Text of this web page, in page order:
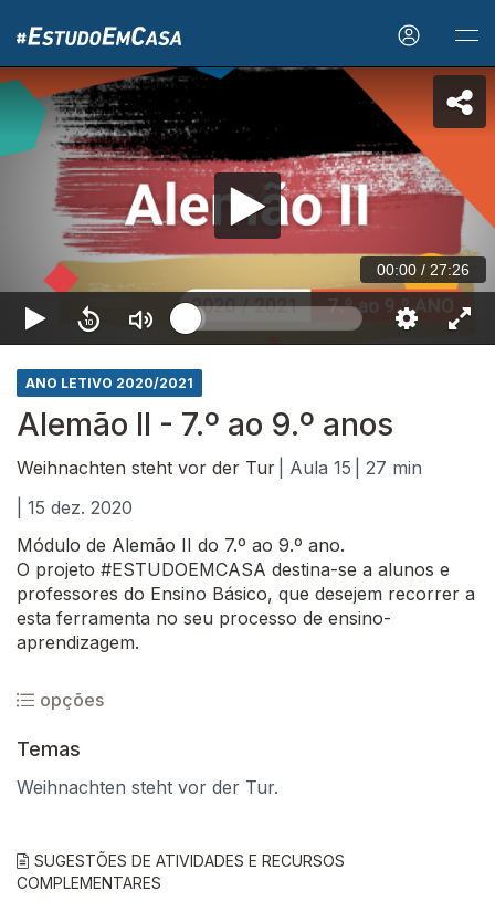
00:00 / 27:26
ANO LETIVO 2020/2021
Alemão II - 7.º ao 9.º anos
Weihnachten steht vor der Tur | Aula 15
| 27 min
| 15 dez. 2020
Módulo de Alemão II do 7.º ao 9.º ano.
O projeto #ESTUDOEMCASA destina-se a alunos e
professores do Ensino Básico, que desejem recorrer a
esta ferramenta no seu processo de ensino-
aprendizagem.
opções
Temas
Weihnachten steht vor der Tur.
SUGESTÕES DE ATIVIDADES E RECURSOS
COMPLEMENTARES